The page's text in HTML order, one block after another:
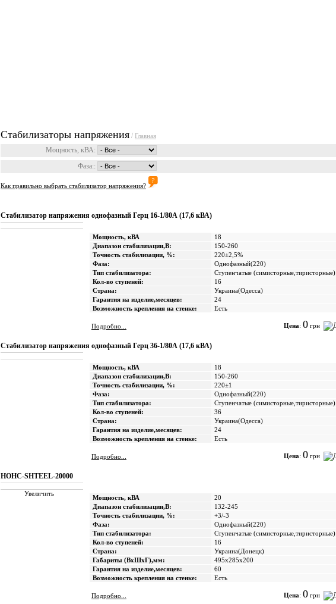
Стабилизаторы напряжения / Главная
Мощность, кВА:
Фаза::
Как правильно выбрать стабилизатор напряжения?
Стабилизатор напряжения однофазный Герц 16-1/80А (17,6 кВА)
Мощность, кВА
18
Диапазон стабилизации,В:
150-260
Точность стабилизации, %:
220±2,5%
Фаза:
Однофазный(220)
Тип стабилизатора:
Ступенчатые (cимисторные,тиристорные)
Кол-во ступеней:
16
Страна:
Украина(Одесса)
Гарантия на изделие,месяцев:
24
Возможность крепления на стенке:
Есть
Цена: 0 грн
Подробно...
Стабилизатор напряжения однофазный Герц 36-1/80А (17,6 кВА)
Мощность, кВА
18
Диапазон стабилизации,В:
150-260
Точность стабилизации, %:
220±1
Фаза:
Однофазный(220)
Тип стабилизатора:
Ступенчатые (cимисторные,тиристорные)
Кол-во ступеней:
36
Страна:
Украина(Одесса)
Гарантия на изделие,месяцев:
24
Возможность крепления на стенке:
Есть
Цена: 0 грн
Подробно...
HOHC-SHTEEL-20000
Увеличить
Мощность, кВА
20
Диапазон стабилизации,В:
132-245
Точность стабилизации, %:
+3/-3
Фаза:
Однофазный(220)
Тип стабилизатора:
Ступенчатые (cимисторные,тиристорные)
Кол-во ступеней:
16
Страна:
Украина(Донецк)
Габариты (ВхШхГ),мм:
495х285х200
Гарантия на изделие,месяцев:
60
Возможность крепления на стенке:
Есть
Цена: 0 грн
Подробно...